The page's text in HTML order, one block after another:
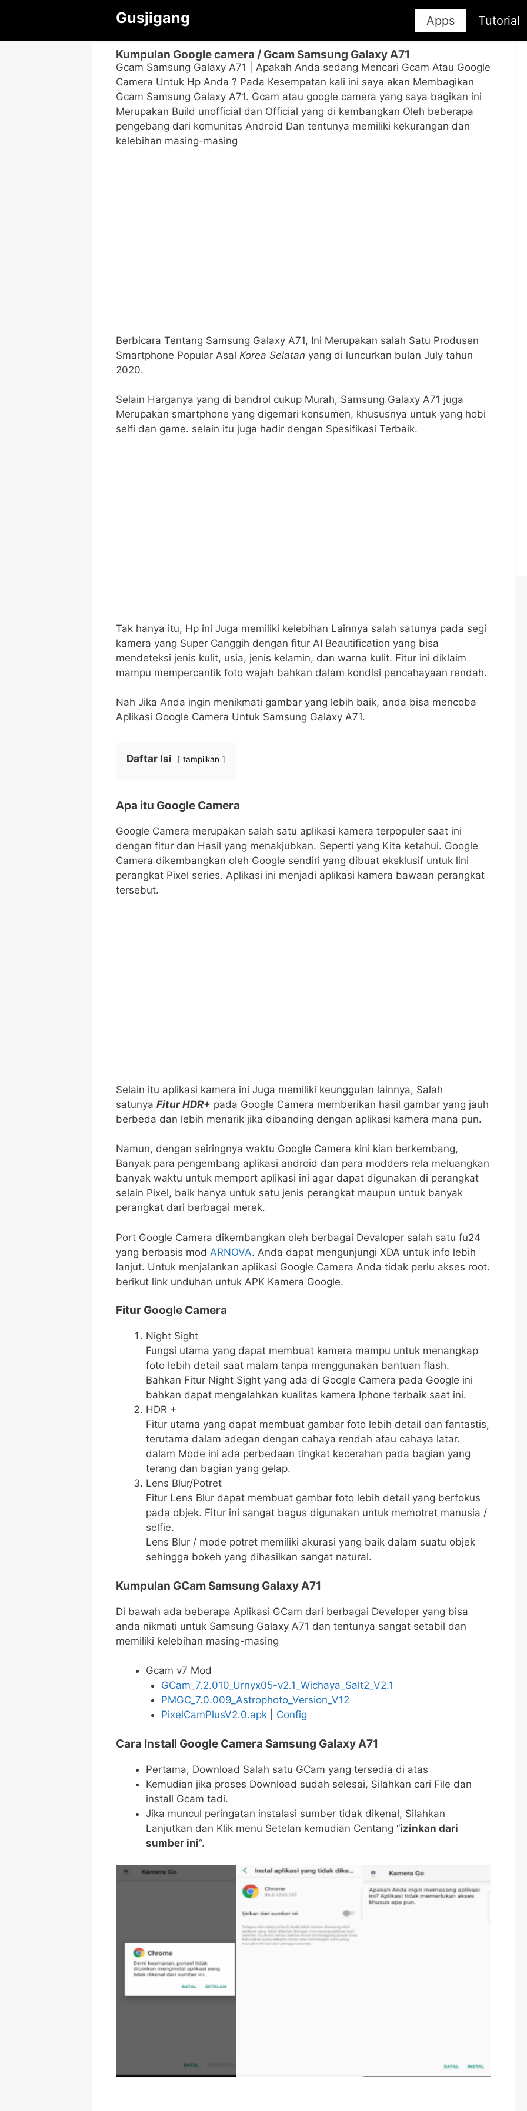
Gusjigang Apps Tutorial
Kumpulan Google camera / Gcam Samsung Galaxy A71
Gcam Samsung Galaxy A71 | Apakah Anda sedang Mencari Gcam Atau Google
Camera Untuk Hp Anda ? Pada Kesempatan kali ini saya akan Membagikan
Gcam Samsung Galaxy A71. Gcam atau google camera yang saya bagikan ini
Merupakan Build unofficial dan Official yang di kembangkan Oleh beberapa
pengebang dari komunitas Android Dan tentunya memiliki kekurangan dan
kelebihan masing-masing
Berbicara Tentang Samsung Galaxy A71, Ini Merupakan salah Satu Produsen
Smartphone Popular Asal Korea Selatan yang di luncurkan bulan July tahun
2020.
Selain Harganya yang di bandrol cukup Murah, Samsung Galaxy A71 juga
Merupakan smartphone yang digemari konsumen, khususnya untuk yang hobi
selfi dan game. selain itu juga hadir dengan Spesifikasi Terbaik.
Tak hanya itu, Hp ini Juga memiliki kelebihan Lainnya salah satunya pada segi
kamera yang Super Canggih dengan fitur AI Beautification yang bisa
mendeteksi jenis kulit, usia, jenis kelamin, dan warna kulit. Fitur ini diklaim
mampu mempercantik foto wajah bahkan dalam kondisi pencahayaan rendah.
Nah Jika Anda ingin menikmati gambar yang lebih baik, anda bisa mencoba
Aplikasi Google Camera Untuk Samsung Galaxy A71.
Daftar Isi tampilkan
Apa itu Google Camera
Google Camera merupakan salah satu aplikasi kamera terpopuler saat ini
dengan fitur dan Hasil yang menakjubkan. Seperti yang Kita ketahui. Google
Camera dikembangkan oleh Google sendiri yang dibuat eksklusif untuk lini
perangkat Pixel series. Aplikasi ini menjadi aplikasi kamera bawaan perangkat
tersebut.
Selain itu aplikasi kamera ini Juga memiliki keunggulan lainnya, Salah
satunya Fitur HDR+ pada Google Camera memberikan hasil gambar yang jauh
berbeda dan lebih menarik jika dibanding dengan aplikasi kamera mana pun.
Namun, dengan seiringnya waktu Google Camera kini kian berkembang,
Banyak para pengembang aplikasi android dan para modders rela meluangkan
banyak waktu untuk memport aplikasi ini agar dapat digunakan di perangkat
selain Pixel, baik hanya untuk satu jenis perangkat maupun untuk banyak
perangkat dari berbagai merek.
Port Google Camera dikembangkan oleh berbagai Devaloper salah satu fu24
yang berbasis mod ARNOVA. Anda dapat mengunjungi XDA untuk info lebih
lanjut. Untuk menjalankan aplikasi Google Camera Anda tidak perlu akses root.
berikut link unduhan untuk APK Kamera Google.
Fitur Google Camera
Night Sight
Fungsi utama yang dapat membuat kamera mampu untuk menangkap
foto lebih detail saat malam tanpa menggunakan bantuan flash.
Bahkan Fitur Night Sight yang ada di Google Camera pada Google ini
bahkan dapat mengalahkan kualitas kamera Iphone terbaik saat ini.
HDR +
Fitur utama yang dapat membuat gambar foto lebih detail dan fantastis,
terutama dalam adegan dengan cahaya rendah atau cahaya latar.
dalam Mode ini ada perbedaan tingkat kecerahan pada bagian yang
terang dan bagian yang gelap.
Lens Blur/Potret
Fitur Lens Blur dapat membuat gambar foto lebih detail yang berfokus
pada objek. Fitur ini sangat bagus digunakan untuk memotret manusia /
selfie.
Lens Blur / mode potret memiliki akurasi yang baik dalam suatu objek
sehingga bokeh yang dihasilkan sangat natural.
Kumpulan GCam Samsung Galaxy A71
Di bawah ada beberapa Aplikasi GCam dari berbagai Developer yang bisa
anda nikmati untuk Samsung Galaxy A71 dan tentunya sangat setabil dan
memiliki kelebihan masing-masing
Gcam v7 Mod
GCam_7.2.010_Urnyx05-v2.1_Wichaya_Salt2_V2.1
PMGC_7.0.009_Astrophoto_Version_V12
PixelCamPlusV2.0.apk| Config
Cara Install Google Camera Samsung Galaxy A71
Pertama, Download Salah satu GCam yang tersedia di atas
Kemudian jika proses Download sudah selesai, Silahkan cari File dan
install Gcam tadi.
Jika muncul peringatan instalasi sumber tidak dikenal, Silahkan
Lanjutkan dan Klik menu Setelan kemudian Centang “izinkan dari
sumber ini“.